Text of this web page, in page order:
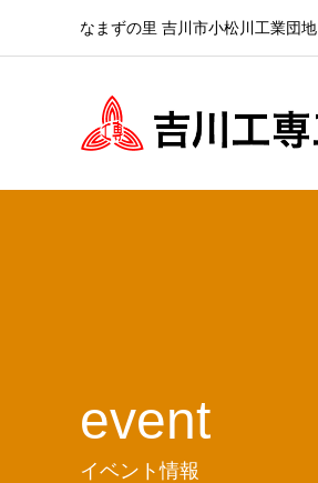
なまずの里 吉川市小松川工業団地
event
イベント情報